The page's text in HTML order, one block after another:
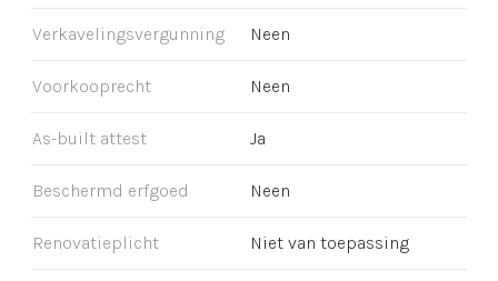
Verkavelingsvergunning Neen
Voorkooprecht Neen
As-built attest Ja
Beschermd erfgoed Neen
Renovatieplicht Niet van toepassing